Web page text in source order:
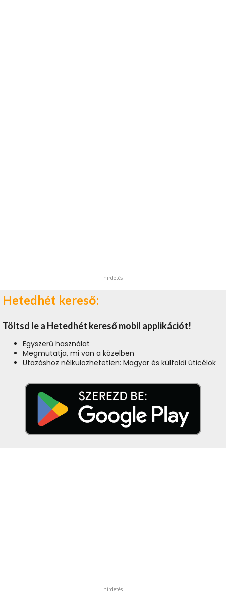
hirdetés
Hetedhét kereső:
Töltsd le a Hetedhét kereső mobil applikációt!
Egyszerű használat
Megmutatja, mi van a közelben
Utazáshoz nélkülözhetetlen: Magyar és külföldi úticélok
hirdetés